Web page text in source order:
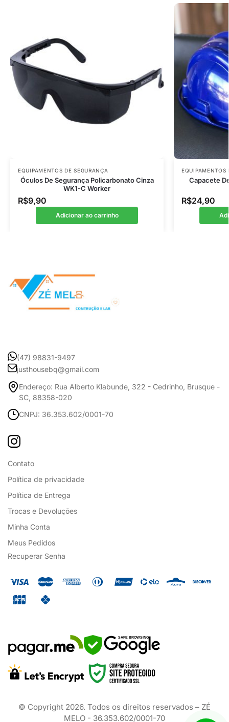
EQUIPAMENTOS DE SEGURANÇA
Óculos De Segurança Policarbonato Cinza
WK1-C Worker
R$9,90
Adicionar ao carrinho
EQUIPAMENTOS
Capacete
R$24,90
(47) 98831-9497
justhousebq@gmail.com
Endereço: Rua Alberto Klabunde, 322 - Cedrinho, Brusque -
SC, 88358-020
CNPJ: 36.353.602/0001-70
Contato
Política de privacidade
Política de Entrega
Trocas e Devoluções
Minha Conta
Meus Pedidos
Recuperar Senha
SAFE BROWSING
© Copyright 2026. Todos os direitos reservados – ZÉ
MELO - 36.353.602/0001-70